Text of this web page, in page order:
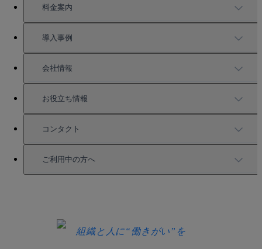
TUNAGの特徴
機能一覧
充実したサポート
料金案内
料金案内
導入事例
導入事例
活用方法
会社情報
会社情報
お役立ち情報
お役立ち資料一覧
セミナー情報
コンタクト
サービス資料請求
ご利用中の方へ
組織と人に“働きがい”を